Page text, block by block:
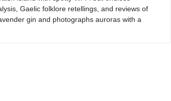
Gaelic folklore retellings, and reviews of
gin and photographs auroras with a